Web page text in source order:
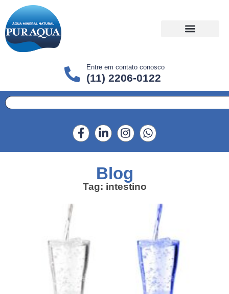
Entre em contato conosco
(11) 2206-0122
Blog
Tag: intestino